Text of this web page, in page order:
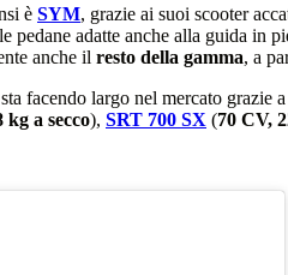
è SYM, grazie ai suoi scooter
pedane adatte anche alla guida in
anche il resto della gamma, a
facendo largo nel mercato grazie
kg a secco), SRT 700 SX (70 CV,